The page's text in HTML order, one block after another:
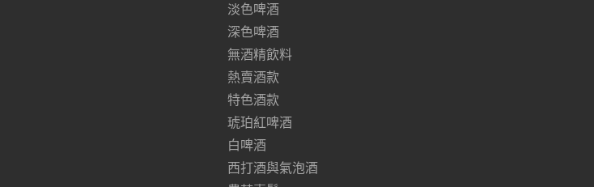
淡色啤酒
深色啤酒
無酒精飲料
熱賣酒款
特色酒款
琥珀紅啤酒
白啤酒
西打酒與氣泡酒